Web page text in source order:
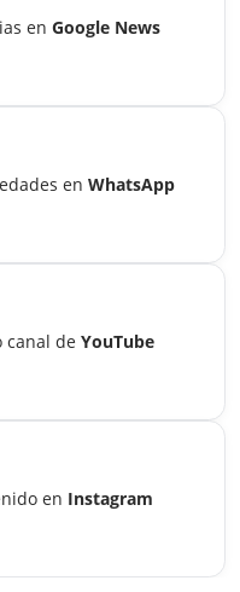
en Google News
en WhatsApp
canal de YouTube
en Instagram